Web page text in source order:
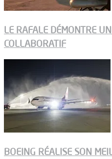
LE RAFALE DÉMONTRE
COLLABORATIF
BOEING RÉALISE SON